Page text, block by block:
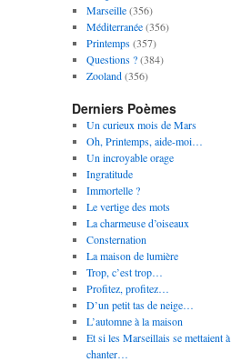
Marseille(356)
Méditerranée(356)
Printemps(357)
Questions ?(384)
Zooland(356)
Derniers Poèmes
Un curieux mois de Mars
Oh, Printemps, aide-moi…
Un incroyable orage
Ingratitude
Immortelle ?
Le vertige des mots
La charmeuse d’oiseaux
Consternation
La maison de lumière
Trop, c’est trop…
Profitez, profitez…
D’un petit tas de neige…
L’automne à la maison
Et si les Marseillais se mettaient à
chanter…